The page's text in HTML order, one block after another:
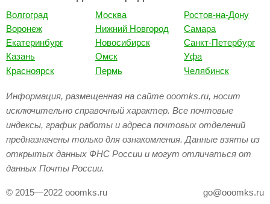
Волгоград
Воронеж
Екатеринбург
Казань
Красноярск
Москва
Нижний Новгород
Новосибирск
Омск
Пермь
Ростов-на-Дону
Самара
Санкт-Петербург
Уфа
Челябинск
Информация, размещенная на сайте ooomks.ru, носит
исключительно справочный характер. Все почтовые
индексы, график работы и адреса почтовых отделений
предназначены только для ознакомления. Данные взяты из
открытых данных ФНС России и могут отличаться от
данных Почты России.
© 2015—2022 ooomks.ru go@ooomks.ru